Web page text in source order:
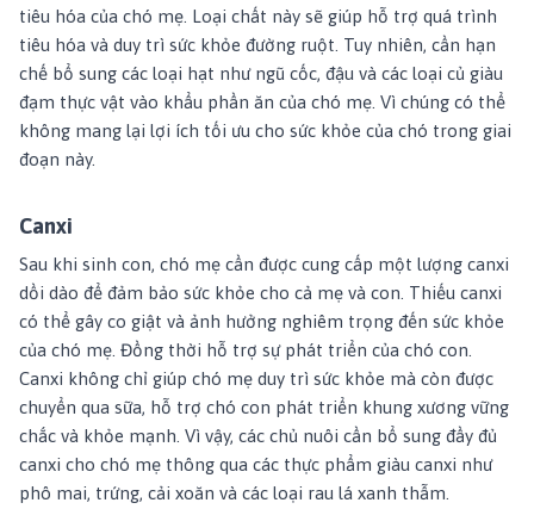
tiêu hóa của chó mẹ. Loại chất này sẽ giúp hỗ trợ quá trình
tiêu hóa và duy trì sức khỏe đường ruột. Tuy nhiên, cần hạn
chế bổ sung các loại hạt như ngũ cốc, đậu và các loại củ giàu
đạm thực vật vào khẩu phần ăn của chó mẹ. Vì chúng có thể
không mang lại lợi ích tối ưu cho sức khỏe của chó trong giai
đoạn này.
Canxi
Sau khi sinh con, chó mẹ cần được cung cấp một lượng canxi
dồi dào để đảm bảo sức khỏe cho cả mẹ và con. Thiếu canxi
có thể gây co giật và ảnh hưởng nghiêm trọng đến sức khỏe
của chó mẹ. Đồng thời hỗ trợ sự phát triển của chó con.
Canxi không chỉ giúp chó mẹ duy trì sức khỏe mà còn được
chuyển qua sữa, hỗ trợ chó con phát triển khung xương vững
chắc và khỏe mạnh. Vì vậy, các chủ nuôi cần bổ sung đầy đủ
canxi cho chó mẹ thông qua các thực phẩm giàu canxi như
phô mai, trứng, cải xoăn và các loại rau lá xanh thẫm.